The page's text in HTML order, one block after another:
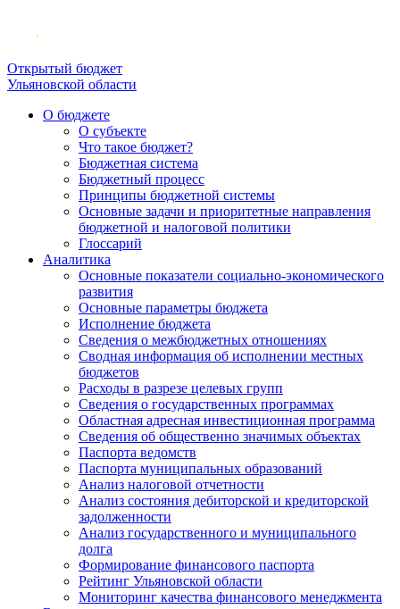
Открытый бюджет
Ульяновской области
О бюджете
О субъекте
Что такое бюджет?
Бюджетная система
Бюджетный процесс
Принципы бюджетной системы
Основные задачи и приоритетные направления
бюджетной и налоговой политики
Глоссарий
Аналитика
Основные показатели социально-экономического
развития
Основные параметры бюджета
Исполнение бюджета
Сведения о межбюджетных отношениях
Сводная информация об исполнении местных
бюджетов
Расходы в разрезе целевых групп
Сведения о государственных программах
Областная адресная инвестиционная программа
Сведения об общественно значимых объектах
Паспорта ведомств
Паспорта муниципальных образований
Анализ налоговой отчетности
Анализ состояния дебиторской и кредиторской
задолженности
Анализ государственного и муниципального
долга
Формирование финансового паспорта
Рейтинг Ульяновской области
Мониторинг качества финансового менеджмента